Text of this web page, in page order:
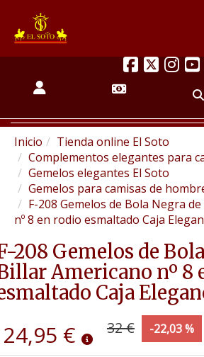
Inicio
Tienda online El Soto
Complementos elegantes para
Gemelos elegantes El Soto
Gemelos para camisas de
F-208 Gemelos de Bola Negra
nº 8 en rodio esmaltado Caja
208 Gemelos de
Americano nº 8
Caja
24,95 € 32 € -22,03 %